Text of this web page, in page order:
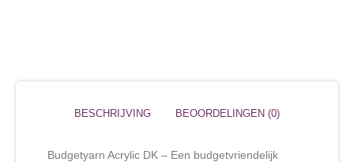
BESCHRIJVING BEOORDELINGEN (0)
Budgetyarn Acrylic DK – Een budgetvriendelijk